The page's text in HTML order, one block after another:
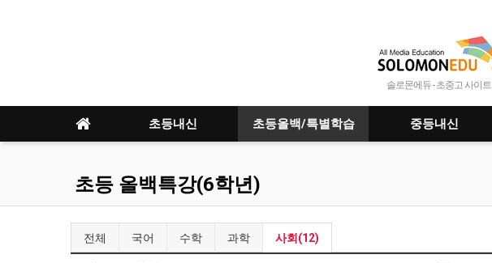
솔로몬에듀 - 초중고 사이트
초등내신 초등올백/특별학습 중등내신
초등 올백특강(6학년)
전체 국어 수학 과학 사회(12)